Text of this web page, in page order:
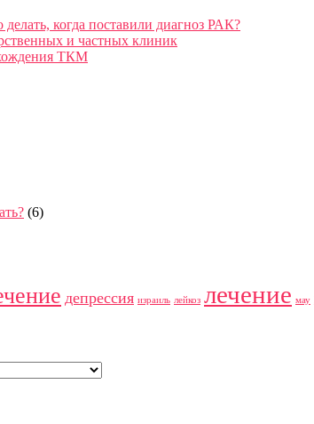
когда поставили диагноз РАК?
и частных клиник
ТКМ
(6)
депрессия израиль лейкоз лечение мау